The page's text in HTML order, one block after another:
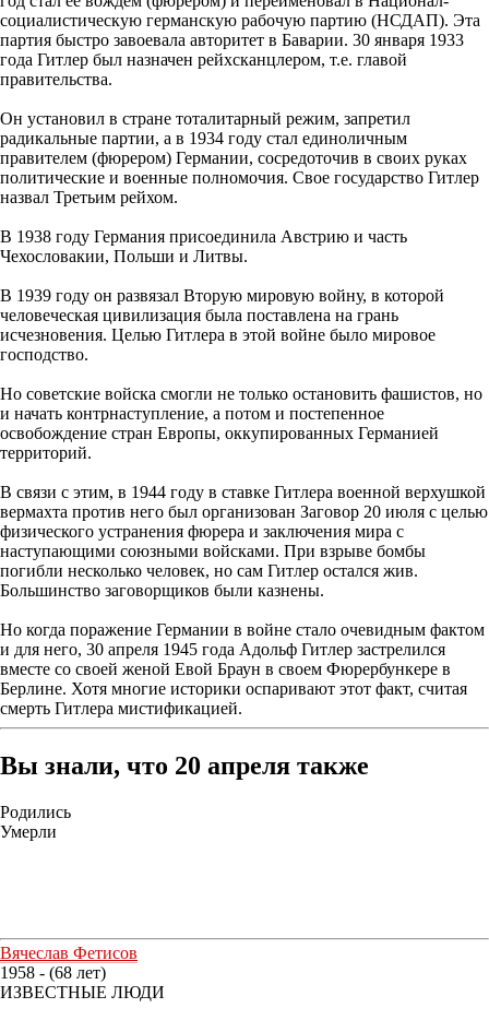
социалистическую германскую рабочую партию (НСДАП). Эта
партия быстро завоевала авторитет в Баварии. 30 января 1933
года Гитлер был назначен рейхсканцлером, т.е. главой
правительства.
Он установил в стране тоталитарный режим, запретил
радикальные партии, а в 1934 году стал единоличным
правителем (фюрером) Германии, сосредоточив в своих руках
политические и военные полномочия. Свое государство Гитлер
назвал Третьим рейхом.
В 1938 году Германия присоединила Австрию и часть
Чехословакии, Польши и Литвы.
В 1939 году он развязал Вторую мировую войну, в которой
человеческая цивилизация была поставлена на грань
исчезновения. Целью Гитлера в этой войне было мировое
господство.
Но советские войска смогли не только остановить фашистов, но
и начать контрнаступление, а потом и постепенное
освобождение стран Европы, оккупированных Германией
территорий.
В связи с этим, в 1944 году в ставке Гитлера военной верхушкой
вермахта против него был организован Заговор 20 июля с целью
физического устранения фюрера и заключения мира с
наступающими союзными войсками. При взрыве бомбы
погибли несколько человек, но сам Гитлер остался жив.
Большинство заговорщиков были казнены.
Но когда поражение Германии в войне стало очевидным фактом
и для него, 30 апреля 1945 года Адольф Гитлер застрелился
вместе со своей женой Евой Браун в своем Фюрербункере в
Берлине. Хотя многие историки оспаривают этот факт, считая
смерть Гитлера мистификацией.
Вы знали, что 20 апреля также
Родились
Умерли
Вячеслав Фетисов
1958 - (68 лет)
ИЗВЕСТНЫЕ ЛЮДИ